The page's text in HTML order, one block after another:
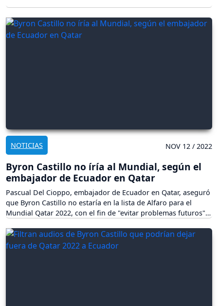
NOTICIAS NOV 12 / 2022
Byron Castillo no íría al Mundial, según el
embajador de Ecuador en Qatar
Pascual Del Cioppo, embajador de Ecuador en Qatar, aseguró
que Byron Castillo no estaría en la lista de Alfaro para el
Mundial Qatar 2022, con el fin de "evitar problemas futuros".